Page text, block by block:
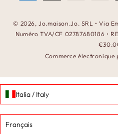
© 2026,Jo.maison.Jo. SRL • Via
Numéro TVA/CF 02787680186 •
Commerce
paiement
Italia / Italy
Français